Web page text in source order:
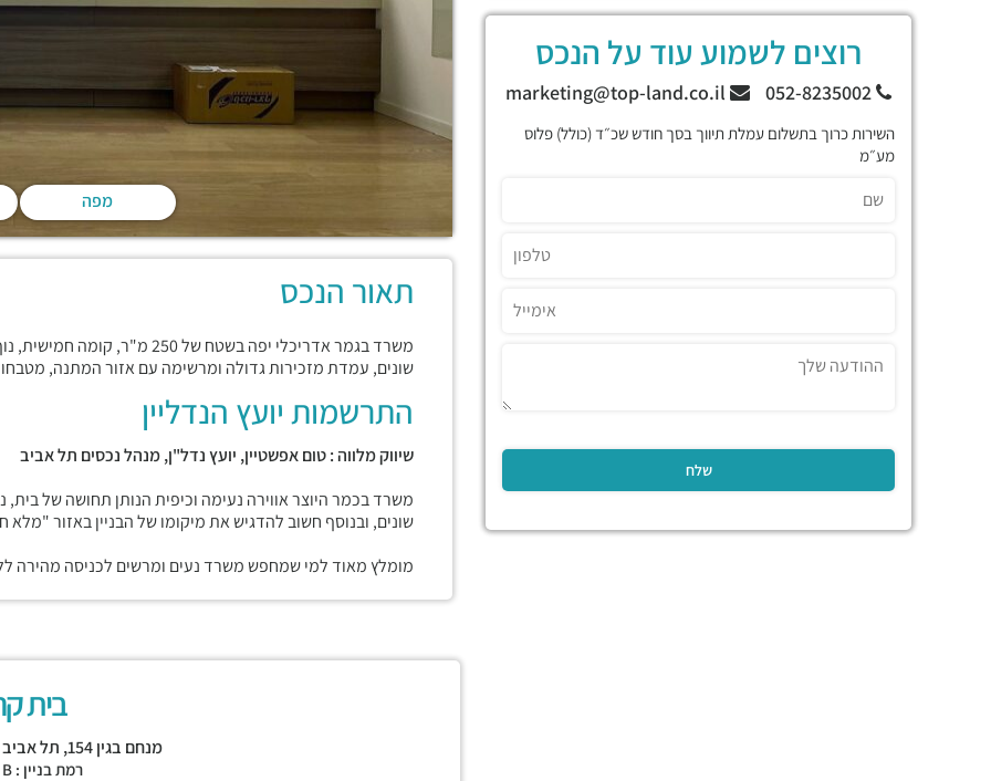
מפה
תאור הנכס
שונים, עמדת מזכירות גדולה ומרשימה עם אזור המתנה,
התרשמות יועץ הנדליין
שיווק מלווה : טום אפשטיין, יועץ נדל"ן, מנהל נכסים תל אביב
משרד בכמר היוצר אווירה נעימה וכיפית הנותן תחושה של
שונים, ובנוסף חשוב להדגיש את מיקומו של הבניין באזור
מומלץ מאוד למי שמחפש משרד נעים ומרשים לכניסה מהירה
רוצים לשמוע עוד על הנכס
השירות כרוך בתשלום עמלת תיווך בסך חודש שכ״ד (כולל) פלוס
מע״מ
בית
מנחם בגין 154, תל אביב
רמת בניין : CLASS B